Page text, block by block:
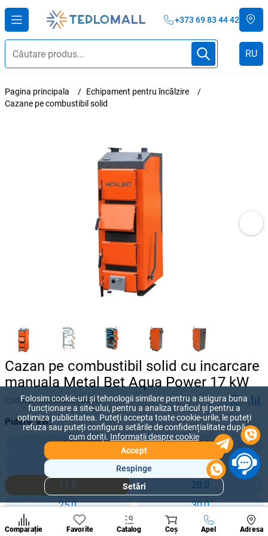
+373 69 83 44 42
RU
Pagina principala
Echipament pentru încălzire
Cazane pe combustibil solid
Cazan pe combustibil solid cu incarcare
manuala Metal Bet Aqua Power 17 kW
Codul produsului:213429
Putere, kW:
6,0
10,0
15,0
17,0
20,0
25,0
30,0
35,0
42,0
Comparație Favorite Catalog Coș Apel Adresa
A suna
populare
de
Folosim cookie-uri și tehnologii similare pentru a asigura buna
funcționare a site-ului, pentru a analiza traficul și pentru a
optimiza publicitatea. Puteți accepta toate cookie-urile, le puteți
refuza sau puteți configura setările de confidențialitate după
cum doriți. Informații despre cookie
Accept
Respinge
Setări